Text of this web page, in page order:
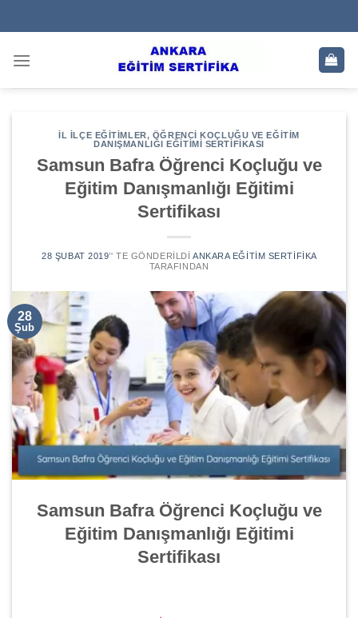
to
İL İLÇE EĞITIMLER, ÖĞRENCI KOÇLUĞU VE EĞITIM
DANIŞMANLIĞI EĞITIMI SERTIFIKASI
Samsun Bafra Öğrenci Koçluğu ve
Eğitim Danışmanlığı Eğitimi
Sertifikası
28 ŞUBAT 2019’' TE GÖNDERILDI ANKARA EĞITIM SERTIFIKA
TARAFINDAN
28
Şub
Samsun Bafra Öğrenci Koçluğu ve
Eğitim Danışmanlığı Eğitimi
Sertifikası